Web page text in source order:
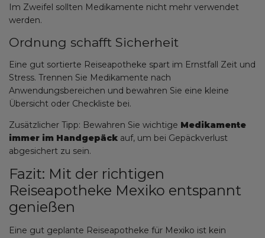
Im Zweifel sollten Medikamente nicht mehr verwendet
werden.
Ordnung schafft Sicherheit
Eine gut sortierte Reiseapotheke spart im Ernstfall Zeit und
Stress. Trennen Sie Medikamente nach
Anwendungsbereichen und bewahren Sie eine kleine
Übersicht oder Checkliste bei.
Zusätzlicher Tipp: Bewahren Sie wichtige Medikamente
immer im Handgepäck auf, um bei Gepäckverlust
abgesichert zu sein.
Fazit: Mit der richtigen
Reiseapotheke Mexiko entspannt
genießen
Eine gut geplante Reiseapotheke für Mexiko ist kein